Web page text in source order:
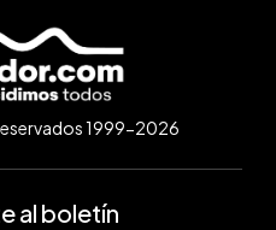
1999-2026
al boletín